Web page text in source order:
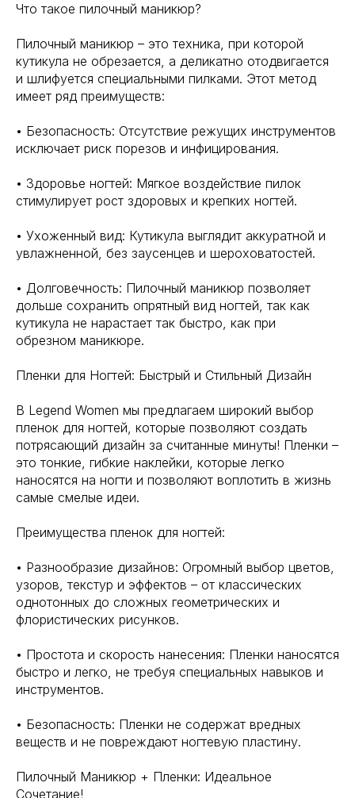
Что такое пилочный маникюр?
Пилочный маникюр – это техника, при которой
кутикула не обрезается, а деликатно отодвигается
и шлифуется специальными пилками. Этот метод
имеет ряд преимуществ:
• Безопасность: Отсутствие режущих инструментов
исключает риск порезов и инфицирования.
• Здоровье ногтей: Мягкое воздействие пилок
стимулирует рост здоровых и крепких ногтей.
• Ухоженный вид: Кутикула выглядит аккуратной и
увлажненной, без заусенцев и шероховатостей.
• Долговечность: Пилочный маникюр позволяет
дольше сохранить опрятный вид ногтей, так как
кутикула не нарастает так быстро, как при
обрезном маникюре.
Пленки для Ногтей: Быстрый и Стильный Дизайн
В Legend Women мы предлагаем широкий выбор
пленок для ногтей, которые позволяют создать
потрясающий дизайн за считанные минуты! Пленки –
это тонкие, гибкие наклейки, которые легко
наносятся на ногти и позволяют воплотить в жизнь
самые смелые идеи.
Преимущества пленок для ногтей:
• Разнообразие дизайнов: Огромный выбор цветов,
узоров, текстур и эффектов – от классических
однотонных до сложных геометрических и
флористических рисунков.
• Простота и скорость нанесения: Пленки наносятся
быстро и легко, не требуя специальных навыков и
инструментов.
• Безопасность: Пленки не содержат вредных
веществ и не повреждают ногтевую пластину.
Пилочный Маникюр + Пленки: Идеальное
Сочетание!